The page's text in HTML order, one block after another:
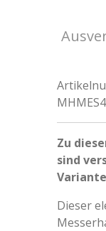
MHMES4
Zu
sind
Dieser